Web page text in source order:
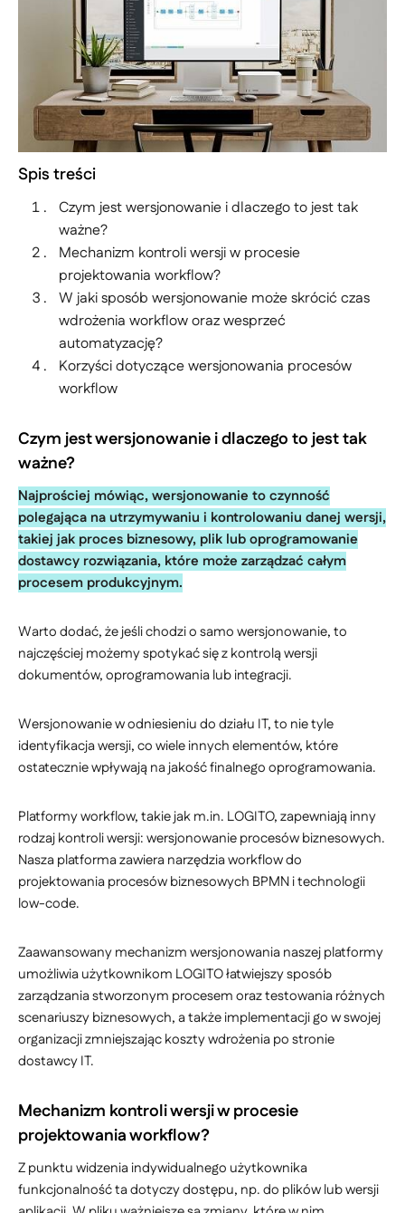
Spis treści
Czym jest wersjonowanie i dlaczego to jest tak
ważne?
Mechanizm kontroli wersji w procesie
projektowania workflow?
W jaki sposób wersjonowanie może skrócić czas
wdrożenia workflow oraz wesprzeć
automatyzację?
Korzyści dotyczące wersjonowania procesów
workflow
Czym jest wersjonowanie i dlaczego to jest tak
ważne?
Najprościej mówiąc, wersjonowanie to czynność
polegająca na utrzymywaniu i kontrolowaniu danej wersji,
takiej jak proces biznesowy, plik lub oprogramowanie
dostawcy rozwiązania, które może zarządzać całym
procesem produkcyjnym.
Warto dodać, że jeśli chodzi o samo wersjonowanie, to
najczęściej możemy spotykać się z kontrolą wersji
dokumentów, oprogramowania lub integracji.
Wersjonowanie w odniesieniu do działu IT, to nie tyle
identyfikacja wersji, co wiele innych elementów, które
ostatecznie wpływają na jakość finalnego oprogramowania.
Platformy workflow, takie jak m.in. LOGITO, zapewniają inny
rodzaj kontroli wersji: wersjonowanie procesów biznesowych.
Nasza platforma zawiera narzędzia workflow do
projektowania procesów biznesowych BPMN i technologii
low-code.
Zaawansowany mechanizm wersjonowania naszej platformy
umożliwia użytkownikom LOGITO łatwiejszy sposób
zarządzania stworzonym procesem oraz testowania różnych
scenariuszy biznesowych, a także implementacji go w swojej
organizacji zmniejszając koszty wdrożenia po stronie
dostawcy IT.
Mechanizm kontroli wersji w procesie
projektowania workflow?
Z punktu widzenia indywidualnego użytkownika
funkcjonalność ta dotyczy dostępu, np. do plików lub wersji